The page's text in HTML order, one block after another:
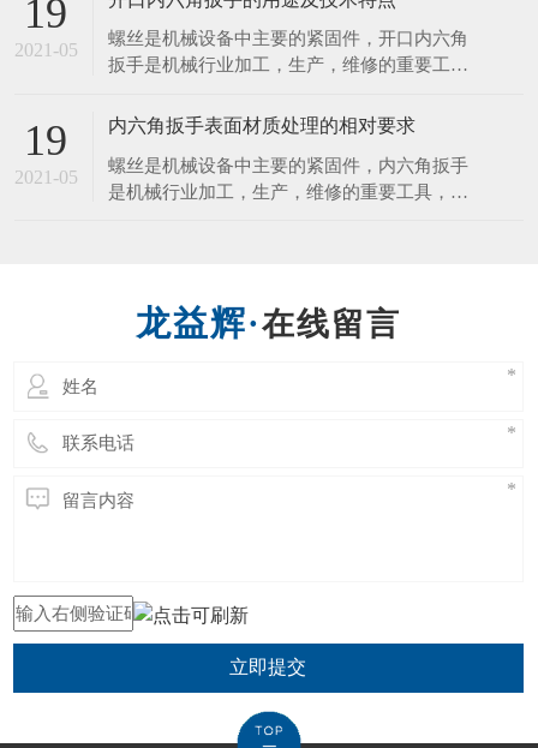
表面处理要求。 1．亮铬：像镜面一样的光
亮； 2．亚铬：无光泽； 3．电泳：黑色，有
亮度，在外加直流电的作用下，使带电粒子在
在线留言